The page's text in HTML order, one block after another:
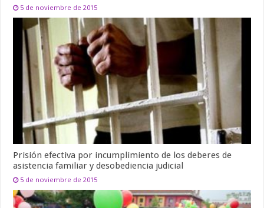
5 de noviembre de 2015
Prisión efectiva por incumplimiento de los deberes de
asistencia familiar y desobediencia judicial
5 de noviembre de 2015